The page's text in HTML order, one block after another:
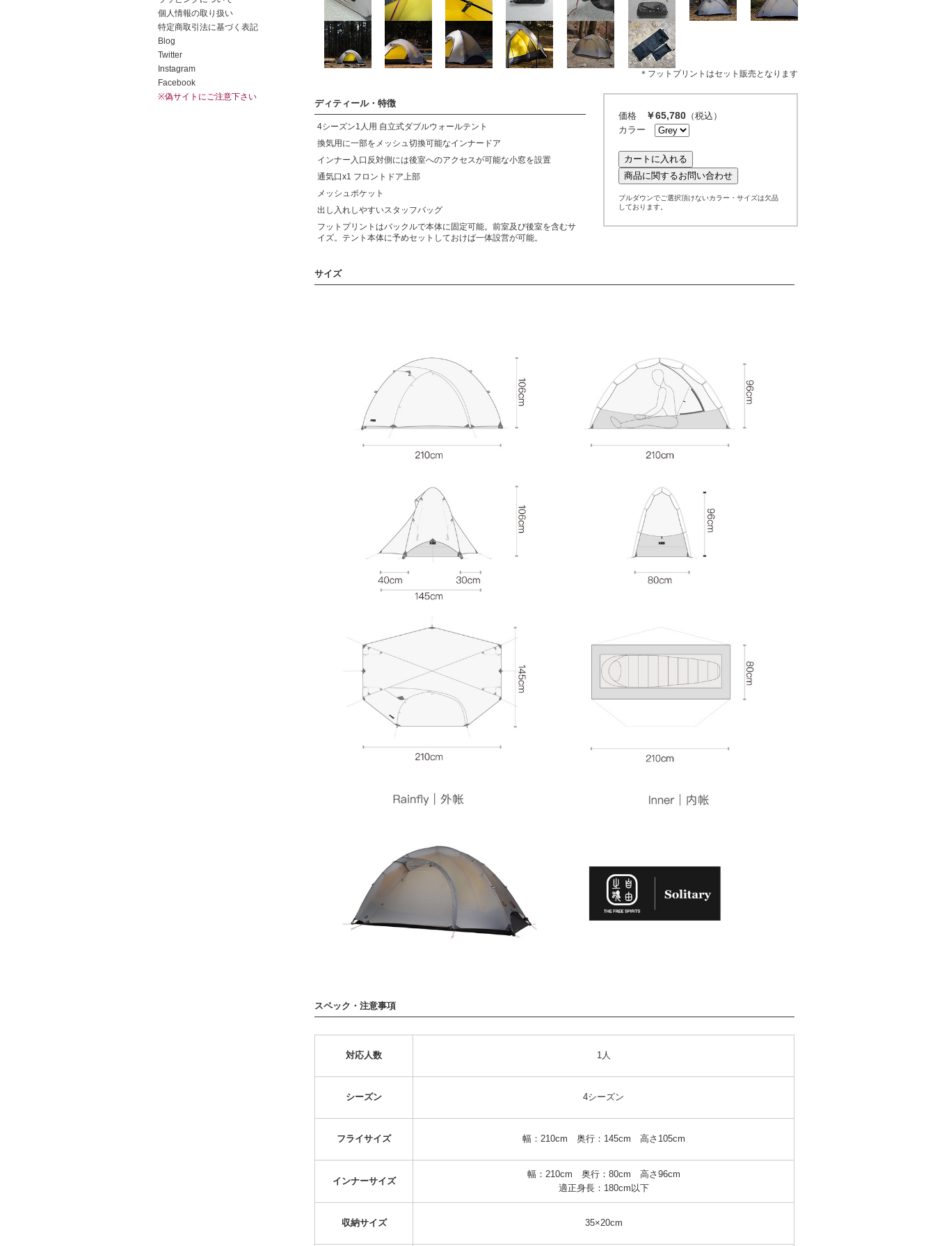
＊フットプリントはセット販売となります
ディティール・特徴
4シーズン1人用 自立式ダブルウォールテント
換気用に一部をメッシュ切換可能なインナードア
インナー入口反対側には後室へのアクセスが可能な小窓を設置
通気口x1 フロントドア上部
メッシュポケット
出し入れしやすいスタッフバッグ
フットプリントはバックルで本体に固定可能。前室及び後室を含むサ
イズ。テント本体に予めセットしておけば一体設営が可能。
価格 ￥65,780 （税込）
カラー
プルダウンでご選択頂けないカラー・サイズは欠品
しております。
サイズ
スペック・注意事項
対応人数 1人
シーズン 4シーズン
フライサイズ 幅：210cm 奥行：145cm 高さ105cm
インナーサイズ
幅：210cm 奥行：80cm 高さ96cm
適正身長：180cm以下
収納サイズ 35×20cm